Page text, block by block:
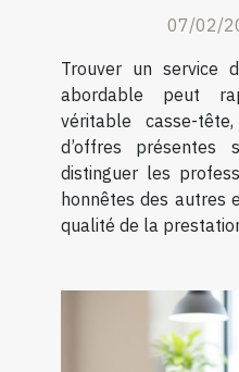
07/02/
Trouver un service
abordable peut
véritable casse-
d’offres présentes
distinguer les
honnêtes des autres
qualité de la